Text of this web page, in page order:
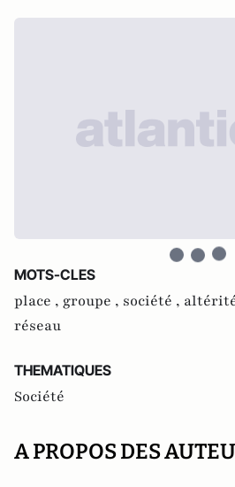
MOTS-CLES
place , groupe , société ,
réseau
THEMATIQUES
Société
A PROPOS DES